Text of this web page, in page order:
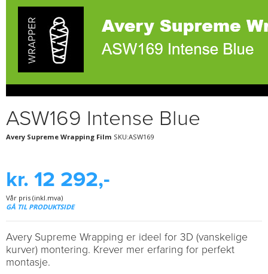
ASW169 Intense Blue
Avery Supreme Wrapping Film SKU:ASW169
kr. 12 292,-
Vår pris (inkl.mva)
GÅ TIL PRODUKTSIDE
Avery Supreme Wrapping er ideel for 3D (vanskelige
kurver) montering. Krever mer erfaring for perfekt
montasje.